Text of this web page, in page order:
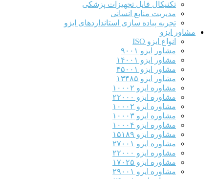
تکنیکال فایل تجهیزات پزشکی
مدیریت منابع انسانی
تجربه پیاده سازی استانداردهای ایزو
مشاور ایزو
انواع ایزو ISO
مشاور ایزو ۹۰۰۱
مشاور ایزو ۱۴۰۰۱
مشاور ایزو ۴۵۰۰۱
مشاور ایزو ۱۳۴۸۵
مشاوره ایزو ۱۰۰۰۲
مشاوره ایزو ۲۲۰۰۰
مشاوره ایزو ۱۰۰۰۲
مشاوره ایزو ۱۰۰۰۳
مشاوره ایزو ۱۰۰۰۴
مشاوره ایزو ۱۵۱۸۹
مشاوره ایزو ۲۷۰۰۱
مشاوره ایزو ۲۲۰۰۰
مشاوره ایزو ۱۷۰۲۵
مشاوره ایزو ۲۹۰۰۱